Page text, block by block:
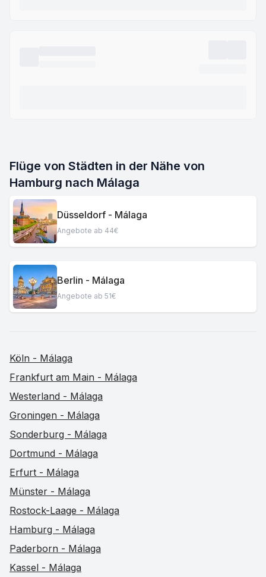
Flüge von Städten in der Nähe von
Hamburg nach Málaga
Düsseldorf - Málaga
Angebote ab 44€
Berlin - Málaga
Angebote ab 51€
Köln - Málaga
Frankfurt am Main - Málaga
Westerland - Málaga
Groningen - Málaga
Sonderburg - Málaga
Dortmund - Málaga
Erfurt - Málaga
Münster - Málaga
Rostock-Laage - Málaga
Hamburg - Málaga
Paderborn - Málaga
Kassel - Málaga